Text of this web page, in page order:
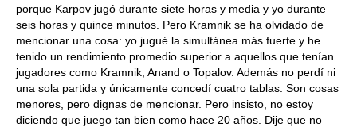
porque Karpov jugó durante siete horas y media y yo durante
seis horas y quince minutos. Pero Kramnik se ha olvidado de
mencionar una cosa: yo jugué la simultánea más fuerte y he
tenido un rendimiento promedio superior a aquellos que tenían
jugadores como Kramnik, Anand o Topalov. Además no perdí ni
una sola partida y únicamente concedí cuatro tablas. Son cosas
menores, pero dignas de mencionar. Pero insisto, no estoy
diciendo que juego tan bien como hace 20 años. Dije que no